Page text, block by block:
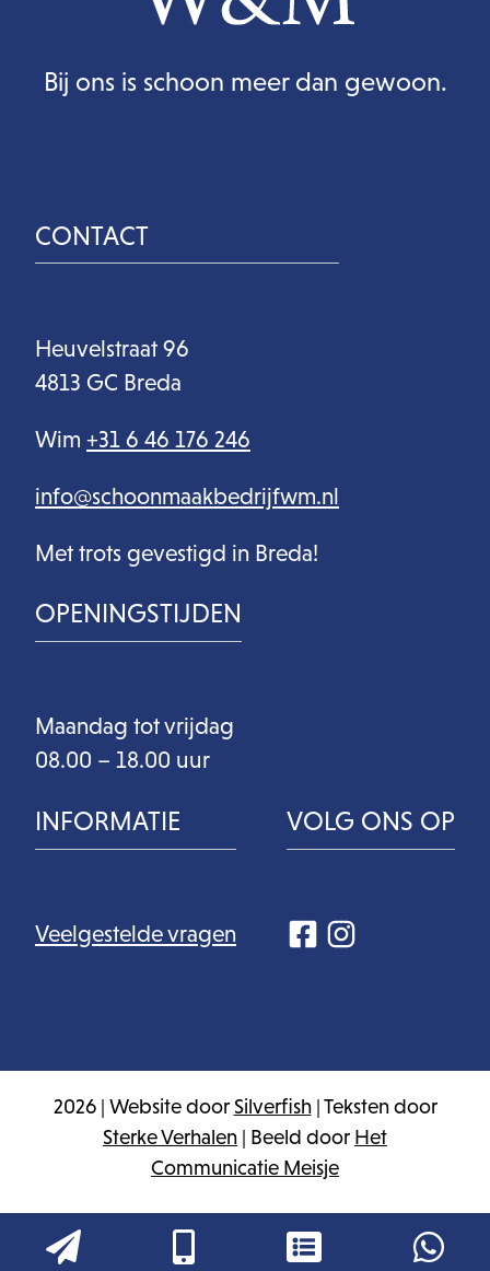
Bij ons is schoon meer dan gewoon.
CONTACT
Heuvelstraat 96
4813 GC Breda
Wim +31 6 46 176 246
info@schoonmaakbedrijfwm.nl
Met trots gevestigd in Breda!
OPENINGSTIJDEN
Maandag tot vrijdag
08.00 – 18.00 uur
INFORMATIE
Veelgestelde vragen
VOLG ONS OP
2026 | Website door Silverfish| Teksten door
Sterke Verhalen | Beeld door Het
Communicatie Meisje